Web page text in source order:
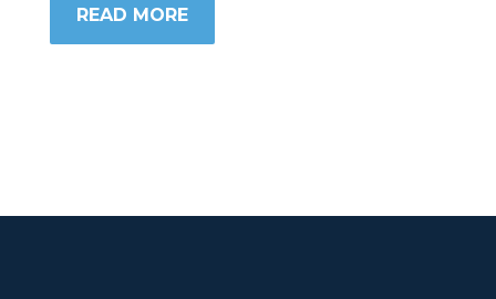
READ MORE